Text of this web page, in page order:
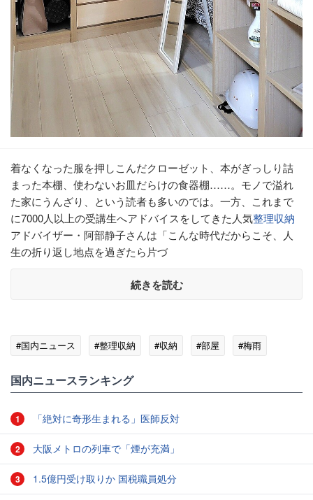
着なくなった服を押しこんだクローゼット、本がぎっしり詰
まった本棚、使わないお皿だらけの食器棚……。モノで溢れ
た家にうんざり、という読者も多いのでは。一方、これまで
に7000人以上の受講生へアドバイスをしてきた人気整理収納
アドバイザー・阿部静子さんは「こんな時代だからこそ、人
生の折り返し地点を過ぎたら片づ
続きを読む
#国内ニュース #整理収納 #収納 #部屋 #梅雨
国内ニュースランキング
1 「絶対に奇形生まれる」医師反対
2 大阪メトロの列車で「煙が充満」
3 1.5億円受け取りか 国税職員処分